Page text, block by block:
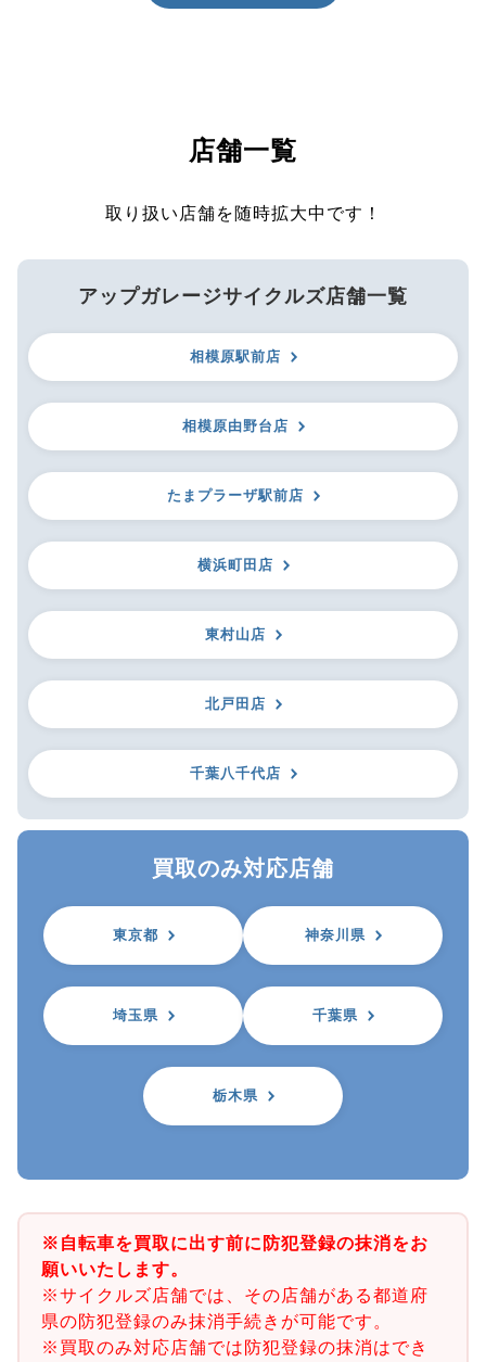
店舗一覧
取り扱い店舗を随時拡大中です！
アップガレージサイクルズ店舗一覧
相模原駅前店
相模原由野台店
たまプラーザ駅前店
横浜町田店
東村山店
北戸田店
千葉八千代店
買取のみ対応店舗
東京都 神奈川県
埼玉県 千葉県
栃木県
※自転車を買取に出す前に防犯登録の抹消をお
願いいたします。
※サイクルズ店舗では、その店舗がある都道府
県の防犯登録のみ抹消手続きが可能です。
※買取のみ対応店舗では防犯登録の抹消はでき